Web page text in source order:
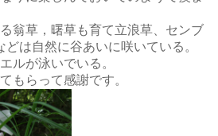
翁草，曙草も育て立浪草、センブ
どは自然に谷あいに咲いている。
ルが泳いでいる。
もらって感謝です。